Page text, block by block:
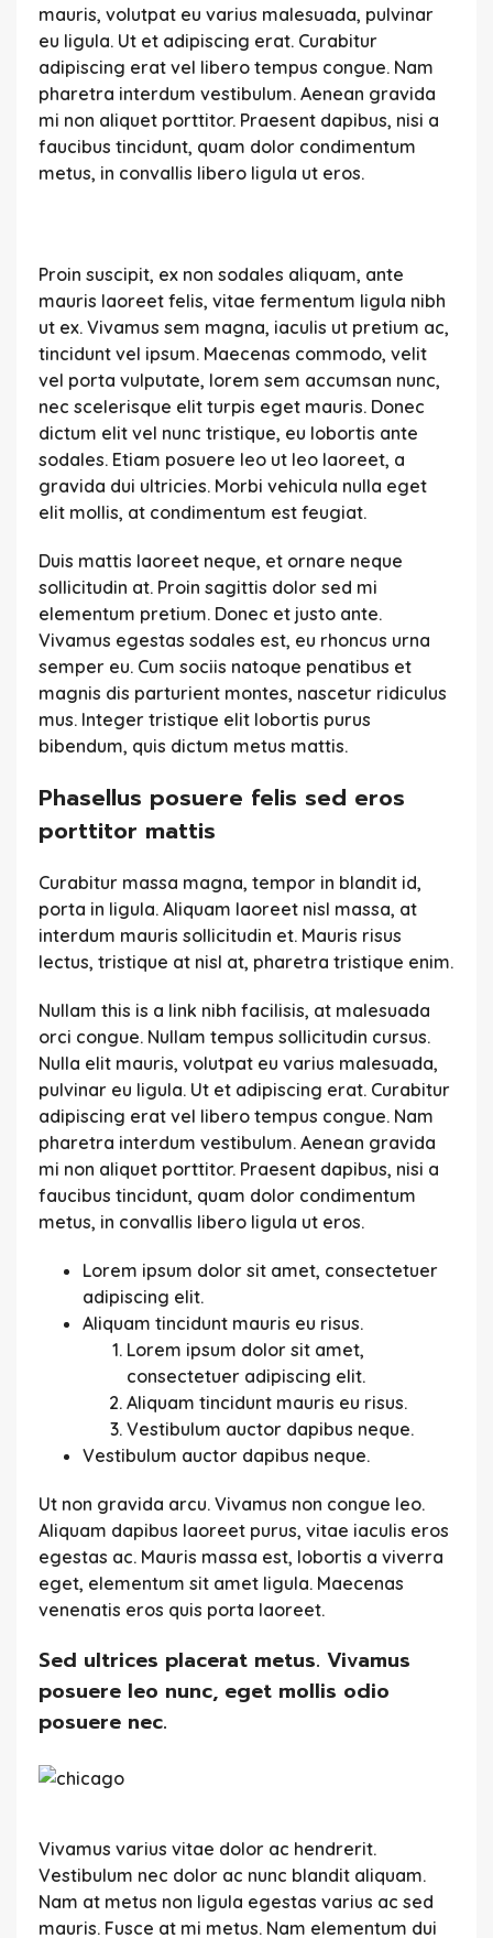
mauris, volutpat eu varius malesuada, pulvinar
eu ligula. Ut et adipiscing erat. Curabitur
adipiscing erat vel libero tempus congue. Nam
pharetra interdum vestibulum. Aenean gravida
mi non aliquet porttitor. Praesent dapibus, nisi a
faucibus tincidunt, quam dolor condimentum
metus, in convallis libero ligula ut eros.
Proin suscipit, ex non sodales aliquam, ante
mauris laoreet felis, vitae fermentum ligula nibh
ut ex. Vivamus sem magna, iaculis ut pretium ac,
tincidunt vel ipsum. Maecenas commodo, velit
vel porta vulputate, lorem sem accumsan nunc,
nec scelerisque elit turpis eget mauris. Donec
dictum elit vel nunc tristique, eu lobortis ante
sodales. Etiam posuere leo ut leo laoreet, a
gravida dui ultricies. Morbi vehicula nulla eget
elit mollis, at condimentum est feugiat.
Duis mattis laoreet neque, et ornare neque
sollicitudin at. Proin sagittis dolor sed mi
elementum pretium. Donec et justo ante.
Vivamus egestas sodales est, eu rhoncus urna
semper eu. Cum sociis natoque penatibus et
magnis dis parturient montes, nascetur ridiculus
mus. Integer tristique elit lobortis purus
bibendum, quis dictum metus mattis.
Phasellus posuere felis sed eros
porttitor mattis
Curabitur massa magna, tempor in blandit id,
porta in ligula. Aliquam laoreet nisl massa, at
interdum mauris sollicitudin et. Mauris risus
lectus, tristique at nisl at, pharetra tristique enim.
Nullam this is a link nibh facilisis, at malesuada
orci congue. Nullam tempus sollicitudin cursus.
Nulla elit mauris, volutpat eu varius malesuada,
pulvinar eu ligula. Ut et adipiscing erat. Curabitur
adipiscing erat vel libero tempus congue. Nam
pharetra interdum vestibulum. Aenean gravida
mi non aliquet porttitor. Praesent dapibus, nisi a
faucibus tincidunt, quam dolor condimentum
metus, in convallis libero ligula ut eros.
Lorem ipsum dolor sit amet, consectetuer
adipiscing elit.
Aliquam tincidunt mauris eu risus.
Lorem ipsum dolor sit amet,
consectetuer adipiscing elit.
Aliquam tincidunt mauris eu risus.
Vestibulum auctor dapibus neque.
Vestibulum auctor dapibus neque.
Ut non gravida arcu. Vivamus non congue leo.
Aliquam dapibus laoreet purus, vitae iaculis eros
egestas ac. Mauris massa est, lobortis a viverra
eget, elementum sit amet ligula. Maecenas
venenatis eros quis porta laoreet.
Sed ultrices placerat metus. Vivamus
posuere leo nunc, eget mollis odio
posuere nec.
Vivamus varius vitae dolor ac hendrerit.
Vestibulum nec dolor ac nunc blandit aliquam.
Nam at metus non ligula egestas varius ac sed
mauris. Fusce at mi metus. Nam elementum dui